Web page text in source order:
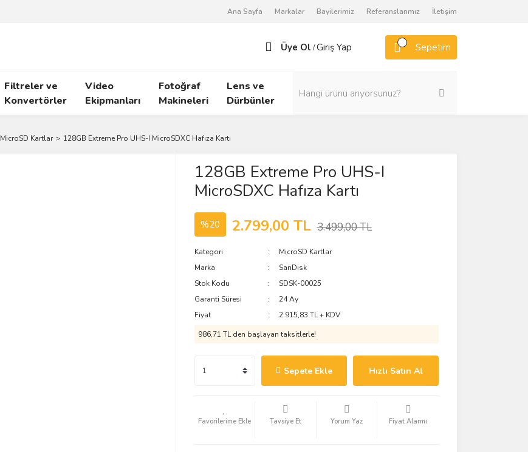
Ana Sayfa Markalar Bayilerimiz Referanslarımız İletişim
Üye Ol /Giriş Yap Sepetim
Filtreler ve
Konvertörler
Video
Ekipmanları
Fotoğraf
Makineleri
Lens ve
Dürbünler
MicroSD Kartlar 128GB Extreme Pro UHS-I MicroSDXC Hafıza Kartı
128GB Extreme Pro UHS-I
MicroSDXC Hafıza Kartı
%20 2.799,00 TL 3.499,00 TL
Kategori
MicroSD Kartlar
Marka
SanDisk
Stok Kodu
SDSK-00025
Garanti Süresi
24 Ay
Fiyat
2.915,83 TL + KDV
986,71 TL den başlayan taksitlerle!
Sepete Ekle Hızlı Satın Al
Tavsiye Et Yorum Yaz Fiyat Alarmı